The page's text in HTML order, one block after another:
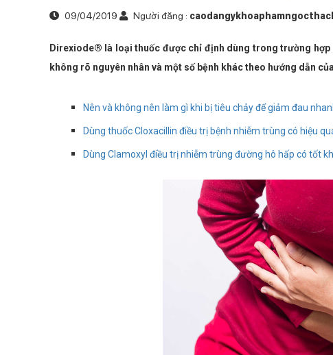
09/04/2019 Người đăng :
Direxiode® là loại thuốc được chỉ định dùng trong trường
không rõ nguyên nhân và một số bệnh khác theo hướng dẫn
Nên và không nên làm gì khi bị tiêu chảy để giảm đau
Dùng thuốc Cloxacillin điều trị bệnh nhiễm trùng có hiệu
Dùng Clamoxyl điều trị nhiễm trùng đường hô hấp có tốt